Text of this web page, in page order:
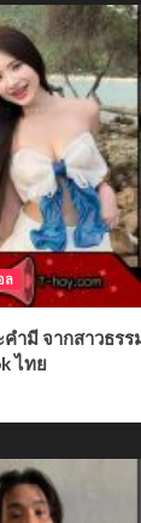
ล
มี จากสาวธรร
ไทย